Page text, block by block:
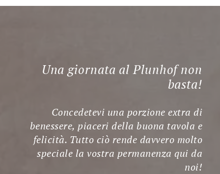
Una giornata al Plunhof non
basta!
Concedetevi una porzione extra di
benessere, piaceri della buona tavola e
felicità. Tutto ciò rende davvero molto
speciale la vostra permanenza qui da
noi!